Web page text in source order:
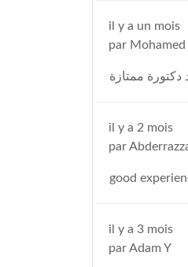
il y a un mois
par Mohamed
ممتازة
il y a 2 mois
par
good
il y a 3 mois
par Adam Y